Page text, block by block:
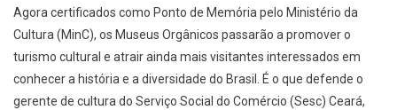
Agora certificados como Ponto de Memória pelo Ministério da
Cultura (MinC), os Museus Orgânicos passarão a promover o
turismo cultural e atrair ainda mais visitantes interessados em
conhecer a história e a diversidade do Brasil. É o que defende o
gerente de cultura do Serviço Social do Comércio (Sesc) Ceará,